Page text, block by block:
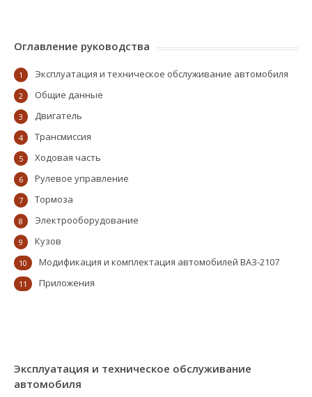
Оглавление руководства
1 Эксплуатация и техническое обслуживание автомобиля
2 Общие данные
3 Двигатель
4 Трансмиссия
5 Ходовая часть
6 Рулевое управление
7 Тормоза
8 Электрооборудование
9 Кузов
10 Модификация и комплектация автомобилей ВАЗ-2107
11 Приложения
Эксплуатация и техническое обслуживание
автомобиля